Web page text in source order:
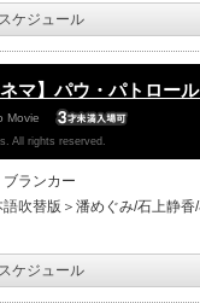
ケジュール
ネマ】パウ・パトロー
Movie
All rights reserved.
ブランカー
語吹替版＞潘めぐみ/石上静
ケジュール